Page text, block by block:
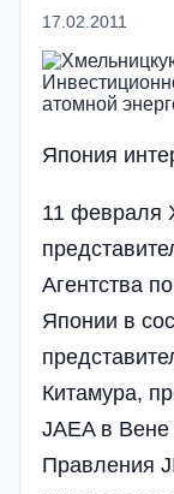
17.02.2011
Япония
11 февраля
Агентства
Японии в
Китамура,
JAEA в
Правления